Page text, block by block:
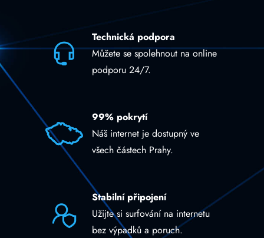
Technická podpora
Můžete se spolehnout na online
podporu 24/7.
99% pokrytí
Náš internet je dostupný ve
všech částech Prahy.
Stabilní připojení
Užijte si surfování na internetu
bez výpadků a poruch.